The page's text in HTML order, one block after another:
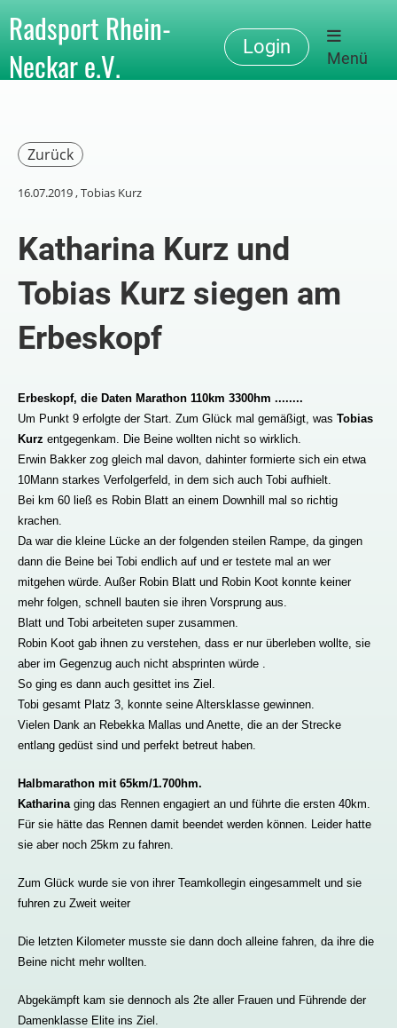
Radsport Rhein-
Neckar e.V.
Login
Menü
Zurück
16.07.2019, Tobias Kurz
Katharina Kurz und
Tobias Kurz siegen am
Erbeskopf
Erbeskopf, die Daten Marathon 110km 3300hm ........
Um Punkt 9 erfolgte der Start. Zum Glück mal gemäßigt, was Tobias
Kurz entgegenkam. Die Beine wollten nicht so wirklich.
Erwin Bakker zog gleich mal davon, dahinter formierte sich ein etwa
10Mann starkes Verfolgerfeld, in dem sich auch Tobi aufhielt.
Bei km 60 ließ es Robin Blatt an einem Downhill mal so richtig
krachen.
Da war die kleine Lücke an der folgenden steilen Rampe, da gingen
dann die Beine bei Tobi endlich auf und er testete mal an wer
mitgehen würde. Außer Robin Blatt und Robin Koot konnte keiner
mehr folgen, schnell bauten sie ihren Vorsprung aus.
Blatt und Tobi arbeiteten super zusammen.
Robin Koot gab ihnen zu verstehen, dass er nur überleben wollte, sie
aber im Gegenzug auch nicht absprinten würde .
So ging es dann auch gesittet ins Ziel.
Tobi gesamt Platz 3, konnte seine Altersklasse gewinnen.
Vielen Dank an Rebekka Mallas und Anette, die an der Strecke
entlang gedüst sind und perfekt betreut haben.
Halbmarathon mit 65km/1.700hm.
Katharinaging das Rennen engagiert an und führte die ersten 40km.
Für sie hätte das Rennen damit beendet werden können. Leider hatte
sie aber noch 25km zu fahren.
Zum Glück wurde sie von ihrer Teamkollegin eingesammelt und sie
fuhren zu Zweit weiter
Die letzten Kilometer musste sie dann doch alleine fahren, da ihre die
Beine nicht mehr wollten.
Abgekämpft kam sie dennoch als 2te aller Frauen und Führende der
Damenklasse Elite ins Ziel.